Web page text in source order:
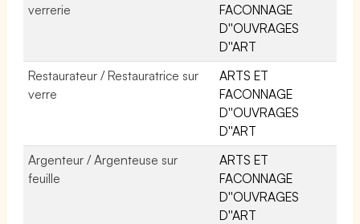
verrerie
FACONNAGE
D''OUVRAGES
D''ART
Restaurateur / Restauratrice sur
verre
ARTS ET
FACONNAGE
D''OUVRAGES
D''ART
Argenteur / Argenteuse sur
feuille
ARTS ET
FACONNAGE
D''OUVRAGES
D''ART